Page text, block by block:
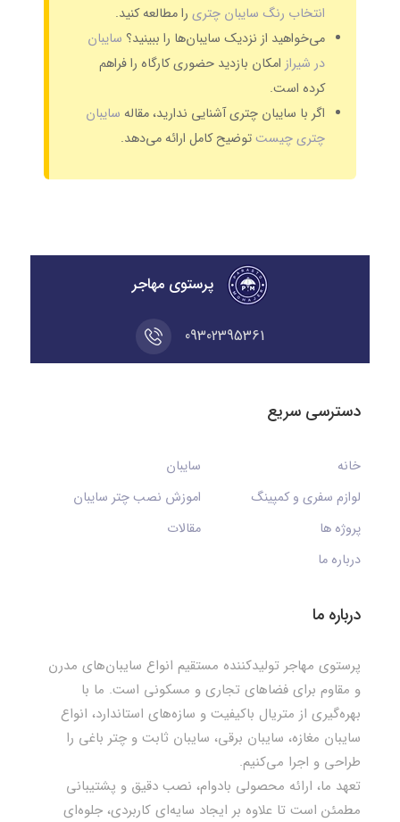
انتخاب رنگ سایبان چتری را مطالعه کنید.
می‌خواهید از نزدیک سایبان‌ها را ببینید؟ سایبان
در شیراز امکان بازدید حضوری کارگاه را فراهم
کرده است.
اگر با سایبان چتری آشنایی ندارید، مقاله سایبان
چتری چیستتوضیح کامل ارائه می‌دهد.
پرستوی مهاجر
09302395361
دسترسی سریع
خانه
سایبان
لوازم سفری و کمپینگ
اموزش نصب چتر سایبان
پروژه ها
مقالات
درباره ما
درباره ما
پرستوی مهاجر تولیدکننده مستقیم انواع سایبان‌های مدرن
و مقاوم برای فضاهای تجاری و مسکونی است. ما با
بهره‌گیری از متریال باکیفیت و سازه‌های استاندارد، انواع
سایبان مغازه، سایبان برقی، سایبان ثابت و چتر باغی را
طراحی و اجرا می‌کنیم.
تعهد ما، ارائه محصولی بادوام، نصب دقیق و پشتیبانی
مطمئن است تا علاوه بر ایجاد سایه‌ای کاربردی، جلوه‌ای